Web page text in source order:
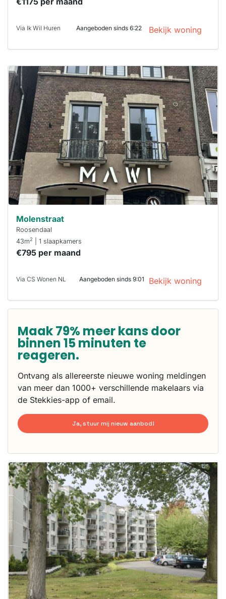
Via Ik Wil Huren Aangeboden sinds 6:22 Bekijk woning
Deze woning
is
waarschijnlijk
al verhuurd
Om kans te
maken moet je
binnen 15
minuten
reageren.
Stekkies helpt
je hierbij!
Molenstraat
Roosendaal
43m2 | 1 slaapkamers
€795 per maand
Via CS Wonen NL Aangeboden sinds 9:01 Bekijk woning
Maak 79% meer kans door
binnen 15 minuten te
reageren.
Ontvang als allereerste nieuwe woning meldingen
van meer dan 1000+ verschillende makelaars via
de Stekkies-app of email.
Ja, stuur mij nieuw aanbod!
Deze woning
is
waarschijnlijk
al verhuurd
Om kans te
maken moet je
binnen 15
minuten
reageren.
Stekkies helpt
je hierbij!